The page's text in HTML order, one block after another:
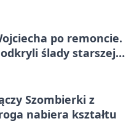
po remoncie.
ślady starszej
Szombierki z
nabiera kształtu